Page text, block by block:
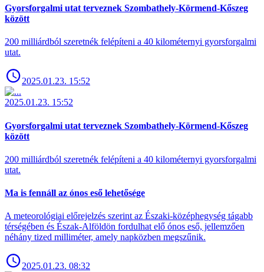
Gyorsforgalmi utat terveznek Szombathely-Körmend-Kőszeg
között
200 milliárdból szeretnék felépíteni a 40 kilométernyi gyorsforgalmi
utat.
2025.01.23. 15:52
2025.01.23. 15:52
Gyorsforgalmi utat terveznek Szombathely-Körmend-Kőszeg
között
200 milliárdból szeretnék felépíteni a 40 kilométernyi gyorsforgalmi
utat.
Ma is fennáll az ónos eső lehetősége
A meteorológiai előrejelzés szerint az Északi-középhegység tágabb
térségében és Észak-Alföldön fordulhat elő ónos eső, jellemzően
néhány tized milliméter, amely napközben megszűnik.
2025.01.23. 08:32